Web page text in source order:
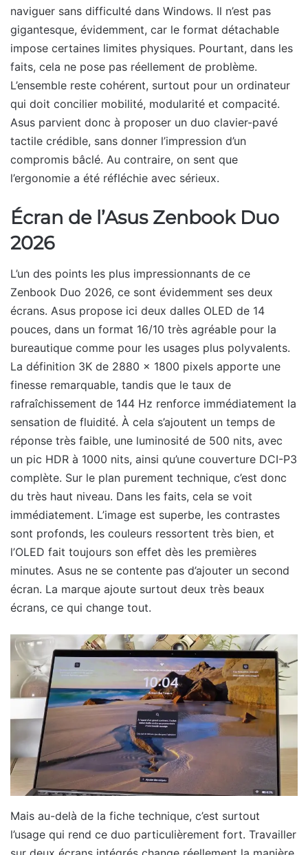
naviguer sans difficulté dans Windows. Il n’est pas
gigantesque, évidemment, car le format détachable
impose certaines limites physiques. Pourtant, dans les
faits, cela ne pose pas réellement de problème.
L’ensemble reste cohérent, surtout pour un ordinateur
qui doit concilier mobilité, modularité et compacité.
Asus parvient donc à proposer un duo clavier-pavé
tactile crédible, sans donner l’impression d’un
compromis bâclé. Au contraire, on sent que
l’ergonomie a été réfléchie avec sérieux.
Écran de l’Asus Zenbook Duo
2026
L’un des points les plus impressionnants de ce
Zenbook Duo 2026, ce sont évidemment ses deux
écrans. Asus propose ici deux dalles OLED de 14
pouces, dans un format 16/10 très agréable pour la
bureautique comme pour les usages plus polyvalents.
La définition 3K de 2880 x 1800 pixels apporte une
finesse remarquable, tandis que le taux de
rafraîchissement de 144 Hz renforce immédiatement la
sensation de fluidité. À cela s’ajoutent un temps de
réponse très faible, une luminosité de 500 nits, avec
un pic HDR à 1000 nits, ainsi qu’une couverture DCI-P3
complète. Sur le plan purement technique, c’est donc
du très haut niveau. Dans les faits, cela se voit
immédiatement. L’image est superbe, les contrastes
sont profonds, les couleurs ressortent très bien, et
l’OLED fait toujours son effet dès les premières
minutes. Asus ne se contente pas d’ajouter un second
écran. La marque ajoute surtout deux très beaux
écrans, ce qui change tout.
Mais au-delà de la fiche technique, c’est surtout
l’usage qui rend ce duo particulièrement fort. Travailler